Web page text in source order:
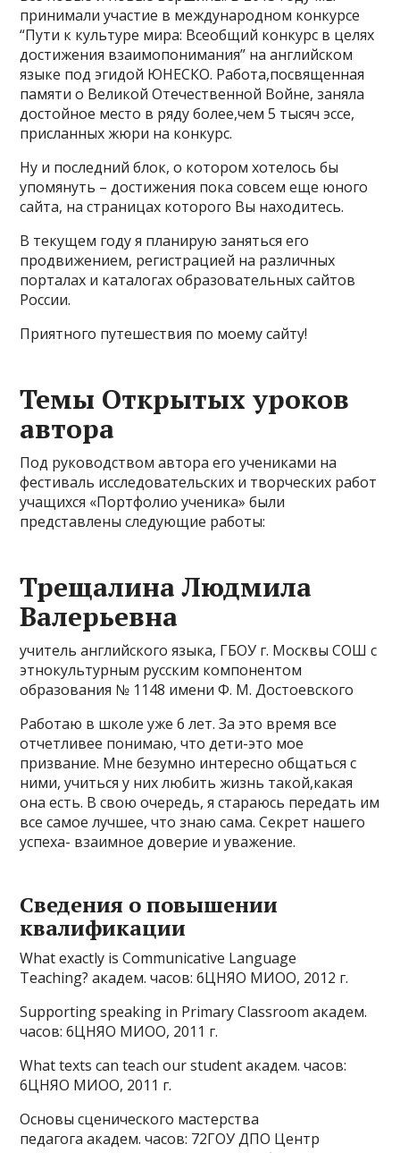
принимали участие в международном конкурсе
“Пути к культуре мира: Всеобщий конкурс в целях
достижения взаимопонимания” на английском
языке под эгидой ЮНЕСКО. Работа,посвященная
памяти о Великой Отечественной Войне, заняла
достойное место в ряду более,чем 5 тысяч эссе,
присланных жюри на конкурс.
Ну и последний блок, о котором хотелось бы
упомянуть – достижения пока совсем еще юного
сайта, на страницах которого Вы находитесь.
В текущем году я планирую заняться его
продвижением, регистрацией на различных
порталах и каталогах образовательных сайтов
России.
Приятного путешествия по моему сайту!
Темы Открытых уроков
автора
Под руководством автора его учениками на
фестиваль исследовательских и творческих работ
учащихся «Портфолио ученика» были
представлены следующие работы:
Трещалина Людмила
Валерьевна
учитель английского языка, ГБОУ г. Москвы СОШ с
этнокультурным русским компонентом
образования № 1148 имени Ф. М. Достоевского
Работаю в школе уже 6 лет. За это время все
отчетливее понимаю, что дети-это мое
призвание. Мне безумно интересно общаться с
ними, учиться у них любить жизнь такой,какая
она есть. В свою очередь, я стараюсь передать им
все самое лучшее, что знаю сама. Секрет нашего
успеха- взаимное доверие и уважение.
Сведения о повышении
квалификации
What exactly is Communicative Language
Teaching? академ. часов: 6ЦНЯО МИОО, 2012 г.
Supporting speaking in Primary Classroom академ.
часов: 6ЦНЯО МИОО, 2011 г.
What texts can teach our student академ. часов:
6ЦНЯО МИОО, 2011 г.
Основы сценического мастерства
педагога академ. часов: 72ГОУ ДПО Центр